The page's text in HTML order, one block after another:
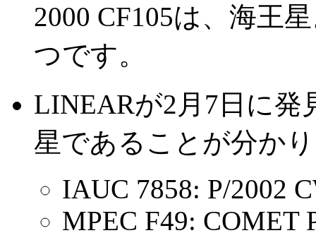
2000 CF105は、海王
つです。
LINEARが2月7日に発
星であることが分か
IAUC 7858: P/2002
MPEC F49: COMET